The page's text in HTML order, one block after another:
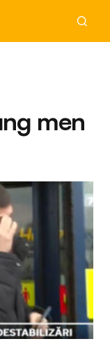
men